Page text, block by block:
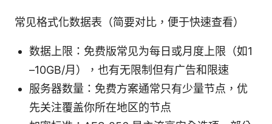
常见格式化数据表（简要对比，便于快速查看）
数据上限：免费版常见为每日或月度上限（如1
–10GB/月），也有无限制但有广告和限速
服务器数量：免费方案通常只有少量节点，优
先关注覆盖你所在地区的节点